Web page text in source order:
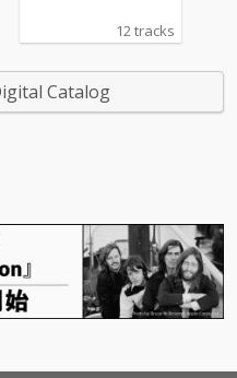
12 tracks
Catalog